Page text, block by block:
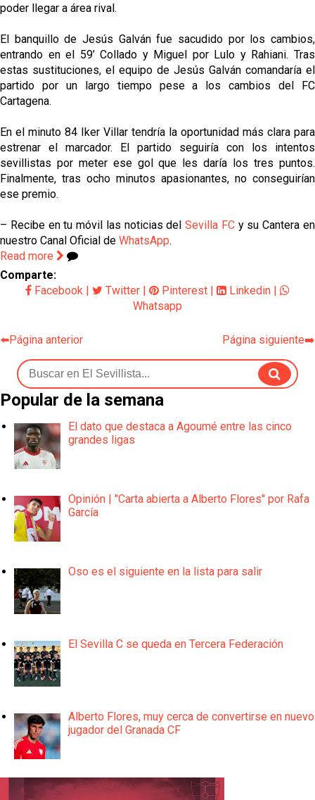
poder llegar a área rival.
El banquillo de Jesús Galván fue sacudido por los cambios,
entrando en el 59’ Collado y Miguel por Lulo y Rahiani. Tras
estas sustituciones, el equipo de Jesús Galván comandaría el
partido por un largo tiempo pese a los cambios del FC
Cartagena.
En el minuto 84 Iker Villar tendría la oportunidad más clara para
estrenar el marcador. El partido seguiría con los intentos
sevillistas por meter ese gol que les daría los tres puntos.
Finalmente, tras ocho minutos apasionantes, no conseguirían
ese premio.
– Recibe en tu móvil las noticias delSevilla FCy su Cantera en
nuestro Canal Oficial de WhatsApp.
Read more
Comparte:
Facebook | Twitter | Pinterest | Linkedin |
Whatsapp
⬅️Página anterior Página siguiente➡️
Popular de la semana
El dato que destaca a Agoumé entre las cinco
grandes ligas
Opinión | "Carta abierta a Alberto Flores" por Rafa
García
Oso es el siguiente en la lista para salir
El Sevilla C se queda en Tercera Federación
Alberto Flores, muy cerca de convertirse en nuevo
jugador del Granada CF